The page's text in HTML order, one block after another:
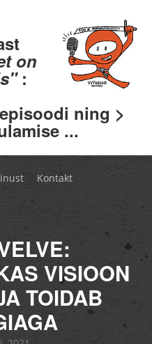
on
:
ning >
...
Kontakt
VISIOON
TOIDAB